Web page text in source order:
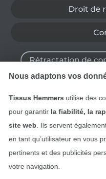
Droit de
Rétractation de
Nous adaptons vos
Tissus Hemmers utilise des
pour garantir la fiabilité, la
site web . Ils servent
en tant qu’utilisateur en vous
pertinents et des publicités
votre navigation.